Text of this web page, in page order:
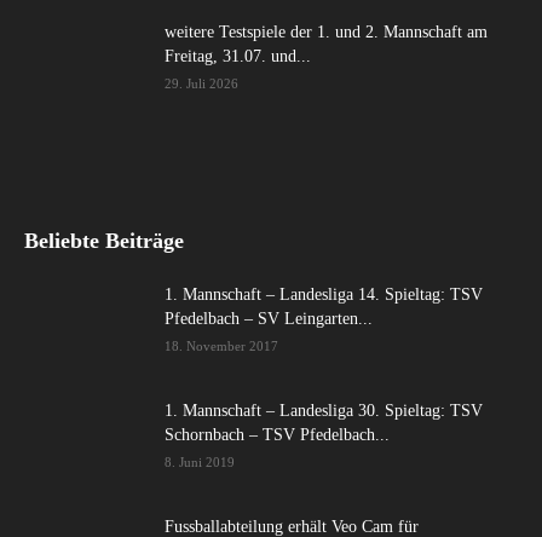
weitere Testspiele der 1. und 2. Mannschaft am
Freitag, 31.07. und...
29. Juli 2026
Beliebte Beiträge
1. Mannschaft – Landesliga 14. Spieltag: TSV
Pfedelbach – SV Leingarten...
18. November 2017
1. Mannschaft – Landesliga 30. Spieltag: TSV
Schornbach – TSV Pfedelbach...
8. Juni 2019
Fussballabteilung erhält Veo Cam für